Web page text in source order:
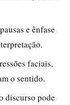
e ênfase
faciais,
o sentido.
discurso pode